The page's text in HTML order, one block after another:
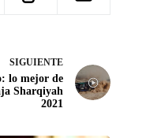
SIGUIENTE
lo mejor de
Sharqiyah
2021